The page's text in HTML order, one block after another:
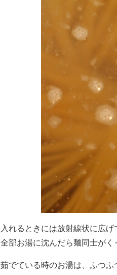
入れるときには放射線状に広げ
全部お湯に沈んだら麺同士がく
茹でている時のお湯は、ふつふ